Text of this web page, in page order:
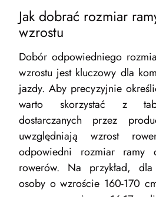
Jak dobrać rozmiar
wzrostu
Dobór odpowiedniego
wzrostu jest kluczowy dla
jazdy. Aby precyzyjnie
warto skorzystać z
dostarczanych przez
uwzględniają wzrost
odpowiedni rozmiar ramy
rowerów. Na przykład,
osoby o wzroście 160-170